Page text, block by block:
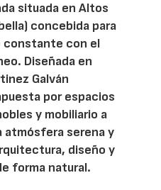
situada en Altos
concebida para
constante con el
Diseñada en
Galván
por espacios
y mobiliario a
atmósfera serena y
diseño y
forma natural.